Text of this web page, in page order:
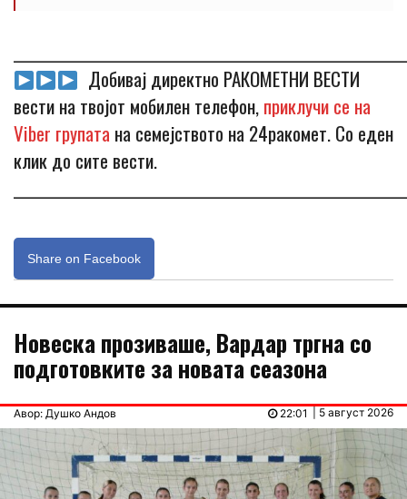
Добивај директно РАКОМЕТНИ ВЕСТИ
вести на твојот мобилен телефон,приклучи се на
Viber групата на семејството на 24ракомет. Со еден
клик до сите вести.
Share on Facebook
Новеска прозиваше, Вардар тргна со
подготовките за новата сеазона
Авор: Душко Андов | 5 август 2026
22:01